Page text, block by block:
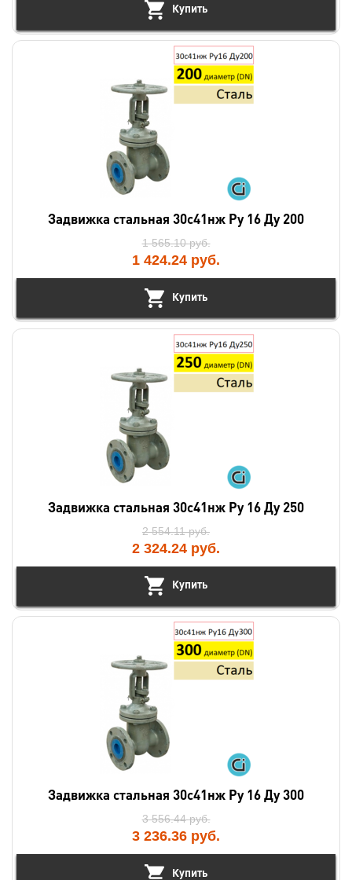
Купить
Задвижка стальная 30с41нж Ру 16 Ду 200
1 565.10 руб.
1 424.24 руб.
Купить
Задвижка стальная 30с41нж Ру 16 Ду 250
2 554.11 руб.
2 324.24 руб.
Купить
Задвижка стальная 30с41нж Ру 16 Ду 300
3 556.44 руб.
3 236.36 руб.
Купить